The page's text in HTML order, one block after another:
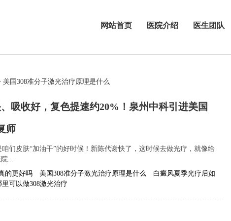
网站首页 医院介绍 医生团队
美国308准分子激光治疗原理是什么
吸收好，复色提速约20%！泉州中科引进美国
师
们皮肤“加油干”的好时候！新陈代谢快了，这时候去做光疗，就像给
...
的更好吗 美国308准分子激光治疗原理是什么
白癜风夏季光疗后如
里可以做308激光治疗